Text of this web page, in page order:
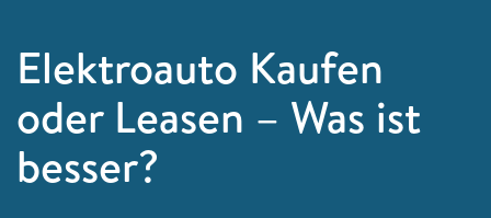
Elektroauto Kaufen
oder Leasen – Was ist
besser?